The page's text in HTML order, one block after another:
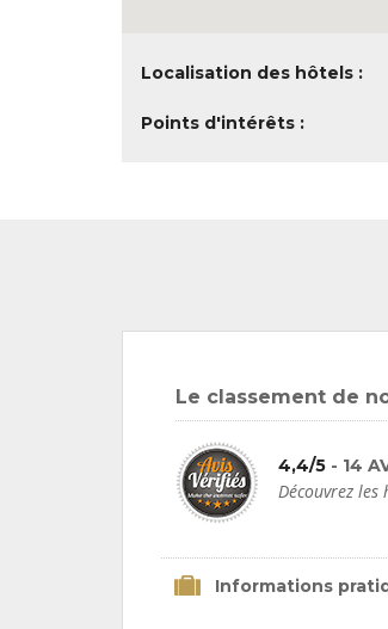
Localisation des hôtels :
Points d'intérêts :
Le classement de
4,4/5 - 14
Découvrez les
Informations